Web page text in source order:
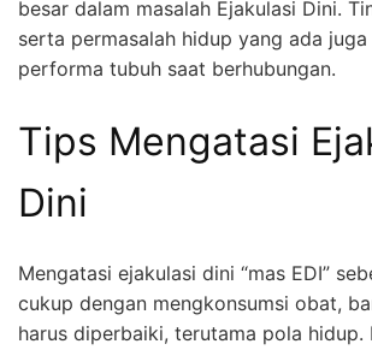
besar dalam masalah Ejakulasi Dini.
serta permasalah hidup yang ada
performa tubuh saat berhubungan.
Tips Mengatasi
Dini
Mengatasi ejakulasi dini “mas EDI”
cukup dengan mengkonsumsi obat,
harus diperbaiki, terutama pola hidup.